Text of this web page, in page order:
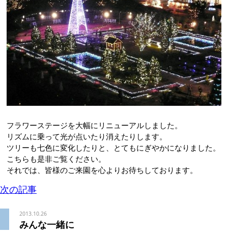
フラワーステージを大幅にリニューアルしました。
リズムに乗って光が点いたり消えたりします。
ツリーも七色に変化したりと、とてもにぎやかになりました。
こちらも是非ご覧ください。
それでは、皆様のご来園を心よりお待ちしております。
次の記事
2013.10.26
みんな一緒に